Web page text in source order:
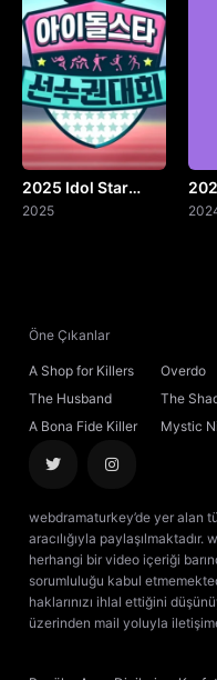
2025 Idol Star
Athletics
2025
Öne Çıkanlar
A Shop for Killers Overdo
The Husband
The
Sovereign
A Bona Fide Killer Mystic
webdramaturkey’de yer alan
aracılığıyla
herhangi bir video içeriği
sorumluluğu kabul
haklarınızı ihlal ettiğini
üzerinden mail yoluyla